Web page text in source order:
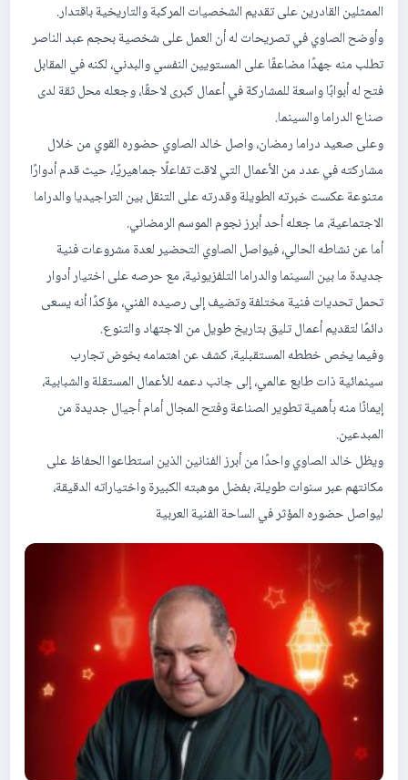
الممثلين القادرين على تقديم الشخصيات المركبة والتاريخية باقتدار.
وأوضح الصاوي في تصريحات له أن العمل على شخصية بحجم عبد الناصر
تطلب منه جهدًا مضاعفًا على المستويين النفسي والبدني، لكنه في المقابل
فتح له أبوابًا واسعة للمشاركة في أعمال كبرى لاحقًا، وجعله محل ثقة لدى
صناع الدراما والسينما.
وعلى صعيد دراما رمضان، واصل خالد الصاوي حضوره القوي من خلال
مشاركته في عدد من الأعمال التي لاقت تفاعلًا جماهيريًا، حيث قدم أدوارًا
متنوعة عكست خبرته الطويلة وقدرته على التنقل بين التراجيديا والدراما
الاجتماعية، ما جعله أحد أبرز نجوم الموسم الرمضاني.
أما عن نشاطه الحالي، فيواصل الصاوي التحضير لعدة مشروعات فنية
جديدة ما بين السينما والدراما التلفزيونية، مع حرصه على اختيار أدوار
تحمل تحديات فنية مختلفة وتضيف إلى رصيده الفني، مؤكدًا أنه يسعى
دائمًا لتقديم أعمال تليق بتاريخ طويل من الاجتهاد والتنوع.
وفيما يخص خططه المستقبلية، كشف عن اهتمامه بخوض تجارب
سينمائية ذات طابع عالمي، إلى جانب دعمه للأعمال المستقلة والشبابية،
إيمانًا منه بأهمية تطوير الصناعة وفتح المجال أمام أجيال جديدة من
المبدعين.
ويظل خالد الصاوي واحدًا من أبرز الفنانين الذين استطاعوا الحفاظ على
مكانتهم عبر سنوات طويلة، بفضل موهبته الكبيرة واختياراته الدقيقة،
ليواصل حضوره المؤثر في الساحة الفنية العربية